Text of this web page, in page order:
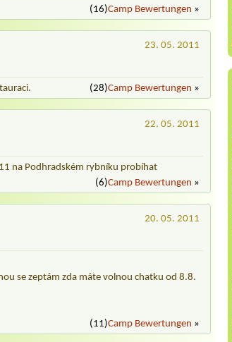
(16)Camp Bewertungen »
23. 05. 2011
(28)Camp Bewertungen »
22. 05. 2011
na Podhradském rybníku probíhat
(6)Camp Bewertungen »
20. 05. 2011
se zeptám zda máte volnou chatku od 8.8.
(11)Camp Bewertungen »